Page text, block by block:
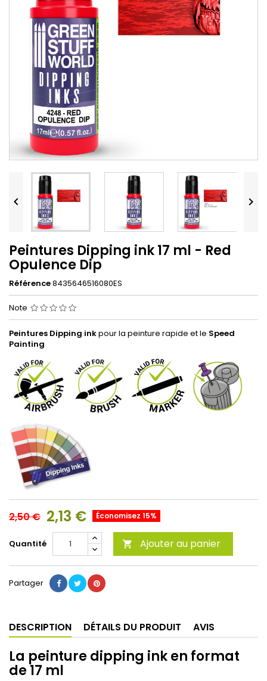
 
Peintures Dipping ink 17 ml - Red
Opulence Dip
Référence8435646516080ES
Note
Peintures Dipping inkpour la peinture rapide et le Speed
Painting
2,50 € 2,13 € Économisez 15%
Quantité  Ajouter au panier
Partager
DESCRIPTION DÉTAILS DU PRODUIT AVIS
La peinture dipping ink en format
de 17 ml